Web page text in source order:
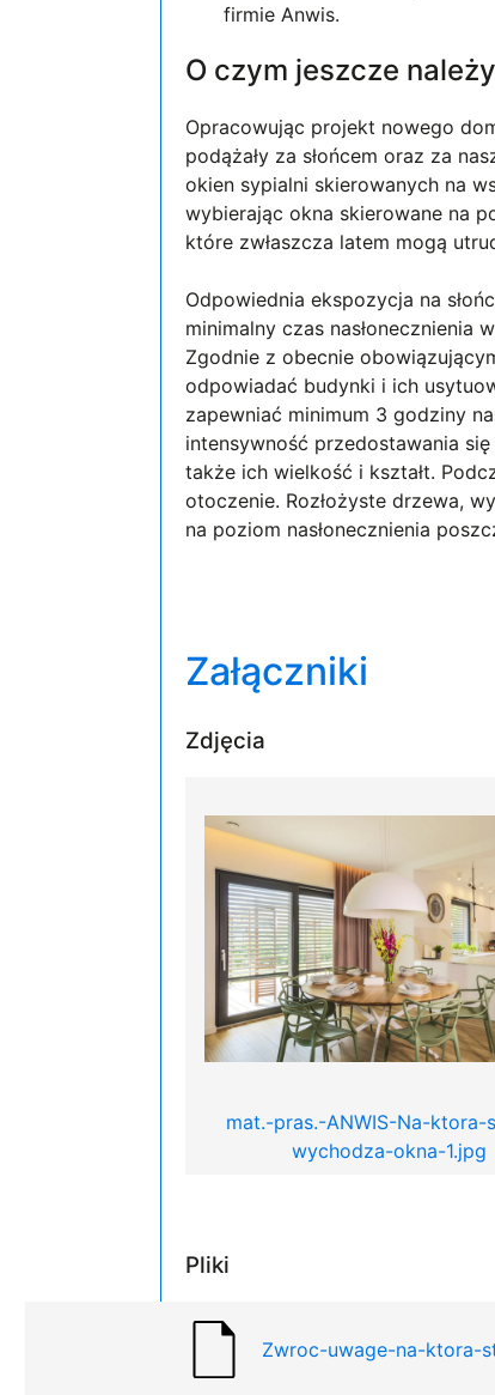
firmie Anwis.
O czym jeszcze
Opracowując projekt nowego
podążały za słońcem oraz za
okien sypialni skierowanych na
wybierając okna skierowane na
które zwłaszcza latem mogą
Odpowiednia ekspozycja na
minimalny czas nasłonecznienia
Zgodnie z obecnie
odpowiadać budynki i ich
zapewniać minimum 3 godziny
intensywność przedostawania
także ich wielkość i kształt.
otoczenie. Rozłożyste drzewa,
na poziom nasłonecznienia
Załączniki
Zdjęcia
mat.-pras.-ANWIS-Na-ktora-
wychodza-okna-1.jpg
Pliki
Zwroc-uwage-na-ktora-